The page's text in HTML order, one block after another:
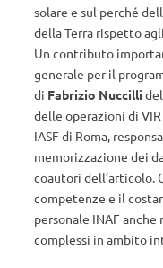
solare e sul perché
della Terra rispetto
Un contributo
generale per il
di Fabrizio Nuccilli
delle operazioni di
IASF di Roma,
memorizzazione dei
coautori dell’articolo.
competenze e il
personale INAF
complessi in ambito